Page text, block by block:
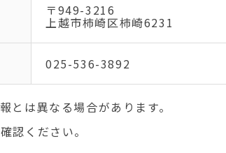
〒949-3216
上越市柿崎区柿崎6231
025-536-3892
は異なる場合があります。
認ください。